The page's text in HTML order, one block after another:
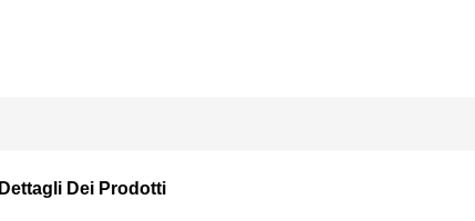
Dettagli Dei Prodotti